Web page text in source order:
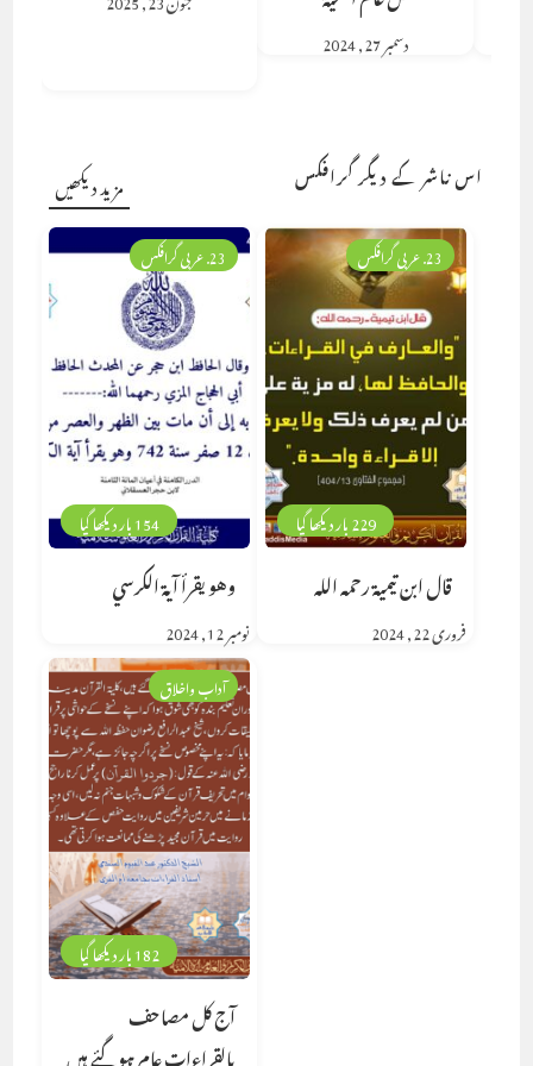
دسمبر 27, 2024
اس ناشر کے دیگر گرافکس مزید دیکھیں
154 بار دیکھا گیا
23. عربی گرافکس
وهو يقرأ آية الكرسي
نومبر 12, 2024
229 بار دیکھا گیا
23. عربی گرافکس
قال ابن تيمية رحمه الله
فروری 22, 2024
182 بار دیکھا گیا
آداب واخلاق
آج کل مصاحف
بالقراءات عام ہوگئے ہیں